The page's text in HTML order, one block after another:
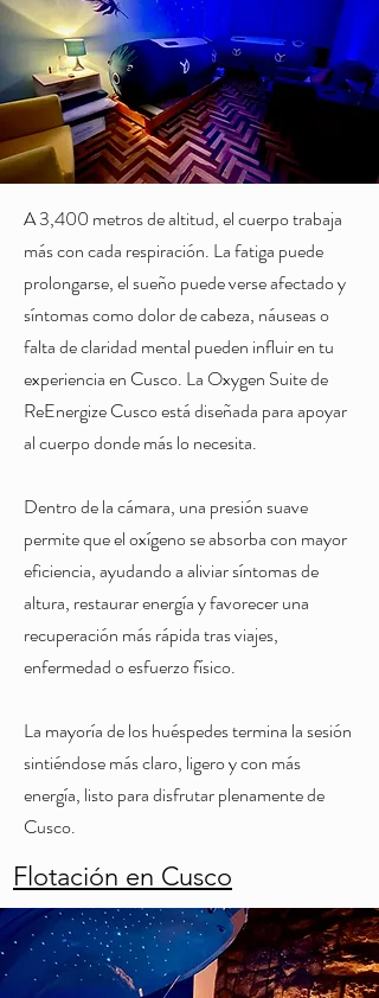
A 3,400 metros de altitud, el cuerpo trabaja
más con cada respiración. La fatiga puede
prolongarse, el sueño puede verse afectado y
síntomas como dolor de cabeza, náuseas o
falta de claridad mental pueden influir en tu
experiencia en Cusco. La Oxygen Suite de
ReEnergize Cusco está diseñada para apoyar
al cuerpo donde más lo necesita.
Dentro de la cámara, una presión suave
permite que el oxígeno se absorba con mayor
eficiencia, ayudando a aliviar síntomas de
altura, restaurar energía y favorecer una
recuperación más rápida tras viajes,
enfermedad o esfuerzo físico.
La mayoría de los huéspedes termina la sesión
sintiéndose más claro, ligero y con más
energía, listo para disfrutar plenamente de
Cusco.
Flotación en Cusco